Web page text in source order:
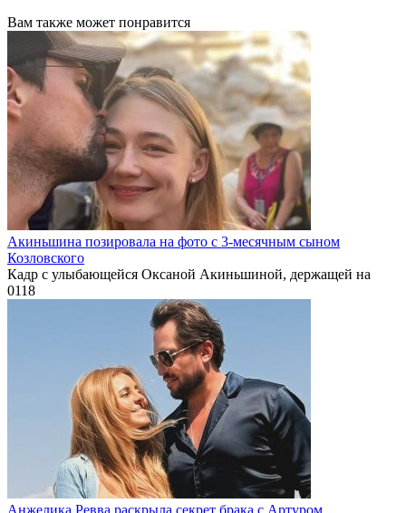
Вам также может понравится
Акиньшина позировала на фото с 3-месячным сыном
Козловского
Кадр с улыбающейся Оксаной Акиньшиной, держащей на
0118
Анжелика Ревва раскрыла секрет брака с Артуром